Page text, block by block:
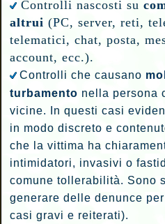
Controlli nascosti su
altrui(PC, server, reti,
telematici, chat, posta,
account, ecc.).
Controlli che causano
turbamento nella persona
vicine. In questi casi
in modo discreto e
che la vittima ha
intimidatori, invasivi o
comune tollerabilità. Sono
generare delle denunce
casi gravi e reiterati).